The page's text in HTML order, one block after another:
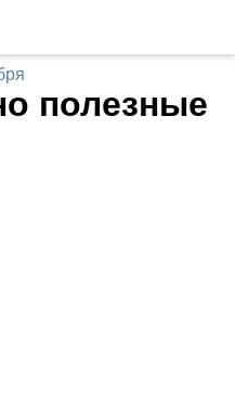
полезные